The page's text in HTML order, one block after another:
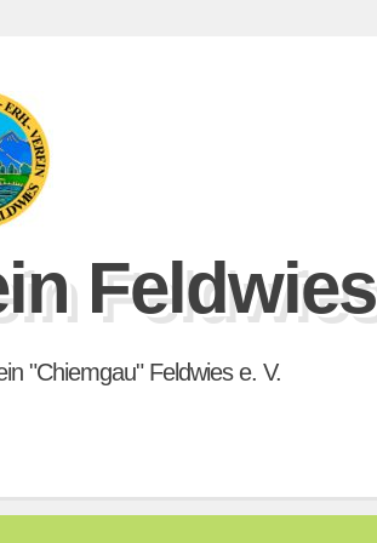
Feldwies
"Chiemgau" Feldwies e. V.